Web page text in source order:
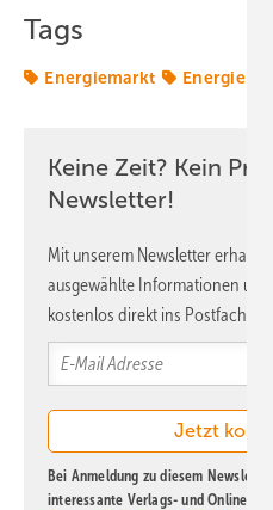
Tags
Energiemarkt
Keine Zeit? Kein
Newsletter!
Mit unserem Newsletter erhalten
ausgewählte Informationen und
kostenlos direkt ins Postfach.
Bei Anmeldung zu diesem
interessante Verlags- und Online-